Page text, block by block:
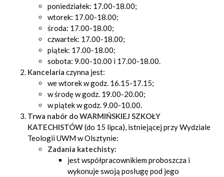
poniedziałek: 17.00-18.00;
wtorek: 17.00-18.00;
środa: 17.00-18.00;
czwartek: 17.00-18.00;
piątek: 17.00-18.00;
sobota: 9.00-10.00 i 17.00-18.00.
Kancelaria czynna jest:
we wtorek w godz. 16.15-17.15;
w środę w godz. 19.00-20.00;
w piątek w godz. 9.00-10.00.
Trwa nabór doWARMIŃSKIEJ SZKOŁY
KATECHISTÓW(do 15 lipca), istniejącej przy Wydziale
Teologii UWM w Olsztynie:
Zadania katechisty:
jest współpracownikiem proboszcza i
wykonuje swoją posługę pod jego